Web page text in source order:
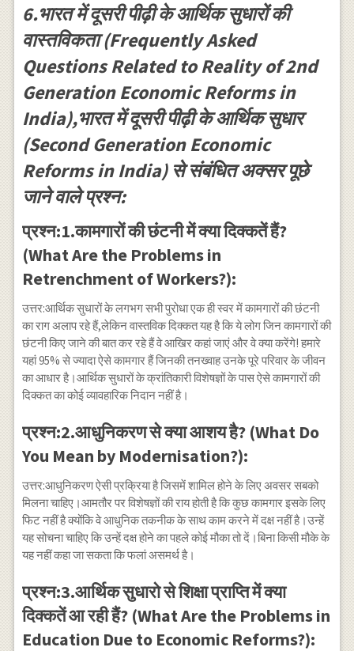
6.भारत में दूसरी पीढ़ी के आर्थिक सुधारों की
वास्तविकता (Frequently Asked
Questions Related to Reality of 2nd
Generation Economic Reforms in
India),भारत में दूसरी पीढ़ी के आर्थिक सुधार
(Second Generation Economic
Reforms in India) से संबंधित अक्सर पूछे
जाने वाले प्रश्न:
प्रश्न:1.कामगारों की छंटनी में क्या दिक्कतें हैं?
(What Are the Problems in
Retrenchment of Workers?):
उत्तर:आर्थिक सुधारों के लगभग सभी पुरोधा एक ही स्वर में कामगारों की छंटनी
का राग अलाप रहे हैं,लेकिन वास्तविक दिक्कत यह है कि ये लोग जिन कामगारों की
छंटनी किए जाने की बात कर रहे हैं वे आखिर कहां जाएं और वे क्या करेंगे! हमारे
यहां 95% से ज्यादा ऐसे कामगार हैं जिनकी तनख्वाह उनके पूरे परिवार के जीवन
का आधार है।आर्थिक सुधारों के क्रांतिकारी विशेषज्ञों के पास ऐसे कामगारों की
दिक्कत का कोई व्यावहारिक निदान नहीं है।
प्रश्न:2.आधुनिकरण से क्या आशय है? (What Do
You Mean by Modernisation?):
उत्तर:आधुनिकरण ऐसी प्रक्रिया है जिसमें शामिल होने के लिए अवसर सबको
मिलना चाहिए।आमतौर पर विशेषज्ञों की राय होती है कि कुछ कामगार इसके लिए
फिट नहीं है क्योंकि वे आधुनिक तकनीक के साथ काम करने में दक्ष नहीं है।उन्हें
यह सोचना चाहिए कि उन्हें दक्ष होने का पहले कोई मौका तो दें।बिना किसी मौके के
यह नहीं कहा जा सकता कि फलां असमर्थ है।
प्रश्न:3.आर्थिक सुधारो से शिक्षा प्राप्ति में क्या
दिक्कतें आ रही हैं? (What Are the Problems in
Education Due to Economic Reforms?):